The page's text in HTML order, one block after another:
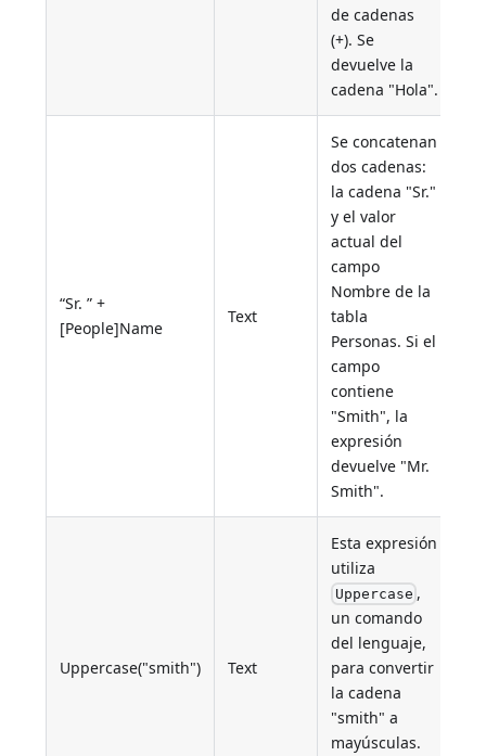
de cadenas
(+). Se
devuelve la
cadena "Hola".
“Sr. ” +
[People]Name
Text
Se concatenan
dos cadenas:
la cadena "Sr."
y el valor
actual del
campo
Nombre de la
tabla
Personas. Si el
campo
contiene
"Smith", la
expresión
devuelve "Mr.
Smith".
Uppercase("smith") Text
Esta expresión
utiliza
Uppercase ,
un comando
del lenguaje,
para convertir
la cadena
"smith" a
mayúsculas.